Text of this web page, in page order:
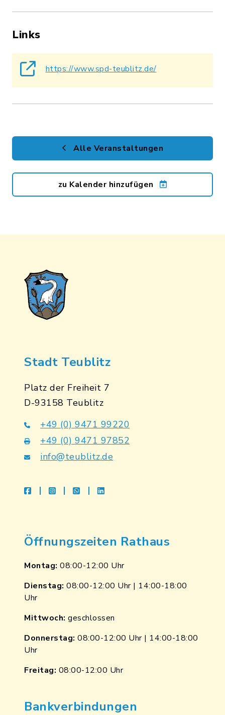
Links
https://www.spd-teublitz.de/
Alle Veranstaltungen
zu Kalender hinzufügen
Stadt Teublitz
Platz der Freiheit 7
D-93158 Teublitz
+49 (0) 9471 99220
+49 (0) 9471 97852
info@teublitz.de
facebookinstagramwhatsapplinkedin
Öffnungszeiten Rathaus
Montag: 08:00-12:00 Uhr
Dienstag: 08:00-12:00 Uhr | 14:00-18:00
Uhr
Mittwoch: geschlossen
Donnerstag: 08:00-12:00 Uhr | 14:00-18:00
Uhr
Freitag: 08:00-12:00 Uhr
Bankverbindungen